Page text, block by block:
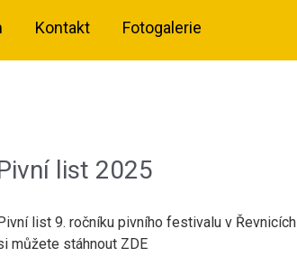
Kontakt Fotogalerie
list 2025
list 9. ročníku pivního festivalu v Řevnicích
můžete stáhnout ZDE